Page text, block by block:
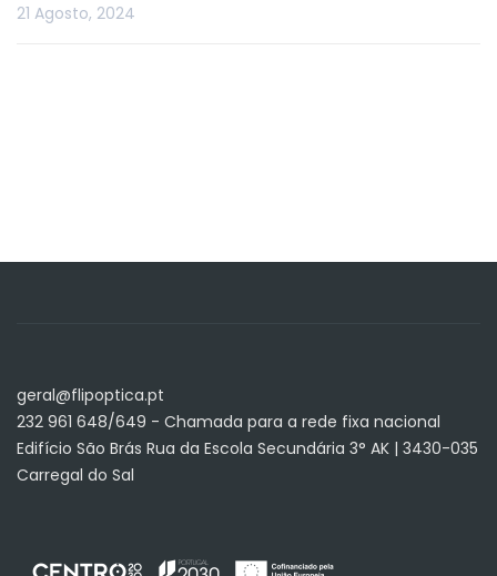
21 Agosto, 2024
geral@flipoptica.pt
232 961 648/649 - Chamada para a rede fixa nacional
Edifício São Brás Rua da Escola Secundária 3° AK | 3430-035
Carregal do Sal